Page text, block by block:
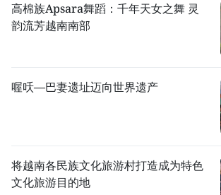
高棉族Apsara舞蹈：千年天女之舞 灵
韵流芳越南南部
喔㕭—巴妻遗址迈向世界遗产
将越南各民族文化旅游村打造成为特色
文化旅游目的地